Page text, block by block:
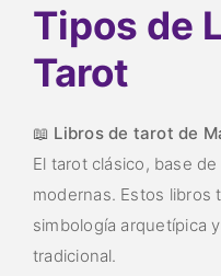
Tipos de
Tarot
📖 Libros de tarot de
El tarot clásico, base
modernas. Estos libros
simbología arquetípica
tradicional.